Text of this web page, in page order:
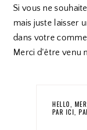
Si vous ne
mais juste laisser
dans votre
Merci d'être venu
HELLO,
PAR ICI,